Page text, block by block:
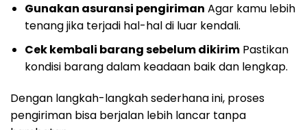
Gunakan asuransi pengiriman Agar kamu lebih
tenang jika terjadi hal-hal di luar kendali.
Cek kembali barang sebelum dikirimPastikan
kondisi barang dalam keadaan baik dan lengkap.
Dengan langkah-langkah sederhana ini, proses
pengiriman bisa berjalan lebih lancar tanpa